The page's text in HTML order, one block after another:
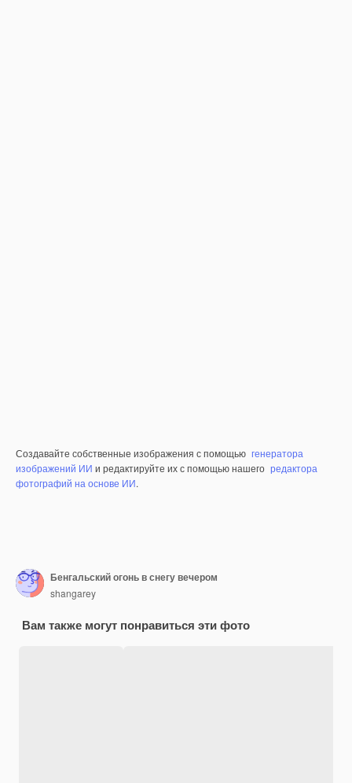
Создавайте собственные изображения с помощью генератора
изображений ИИ и редактируйте их с помощью нашего редактора
фотографий на основе ИИ.
Бенгальский огонь в снегу вечером
shangarey
Вам также могут понравиться эти фото